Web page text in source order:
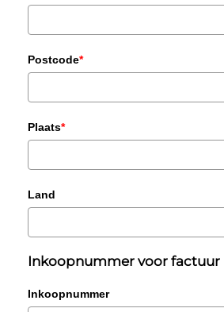
Postcode*
Plaats*
Land
Inkoopnummer voor factuur
Inkoopnummer